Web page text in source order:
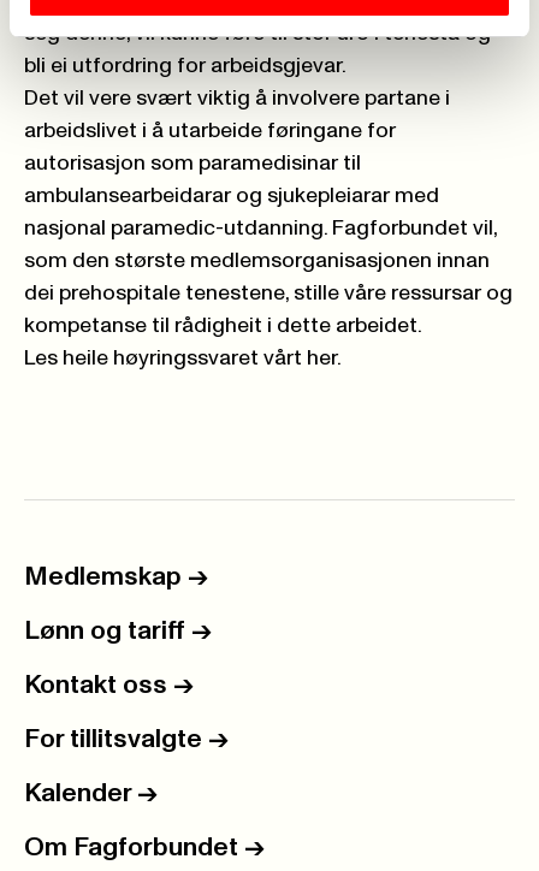
seg denne, vil kunne føre til stor uro i tenesta og
bli ei utfordring for arbeidsgjevar.
Det vil vere svært viktig å involvere partane i
arbeidslivet i å utarbeide føringane for
autorisasjon som paramedisinar til
ambulansearbeidarar og sjukepleiarar med
nasjonal paramedic-utdanning. Fagforbundet vil,
som den største medlemsorganisasjonen innan
dei prehospitale tenestene, stille våre ressursar og
kompetanse til rådigheit i dette arbeidet.
Les heile høyringssvaret vårt her.
Medlemskap ->
Lønn og tariff ->
Kontakt oss ->
For tillitsvalgte ->
Kalender ->
Om Fagforbundet ->